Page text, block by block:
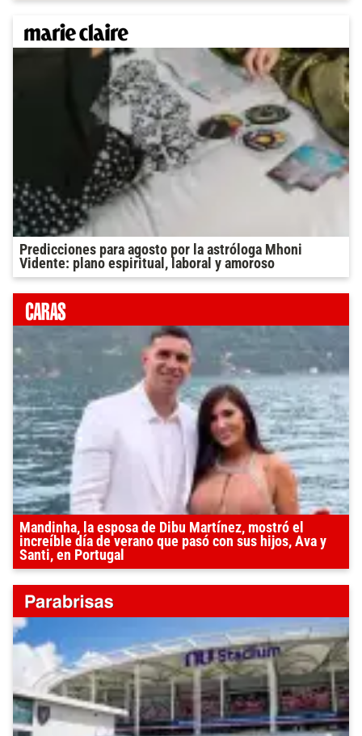
Predicciones para agosto por la astróloga Mhoni
Vidente: plano espiritual, laboral y amoroso
Mandinha, la esposa de Dibu Martínez, mostró el
increíble día de verano que pasó con sus hijos, Ava y
Santi, en Portugal